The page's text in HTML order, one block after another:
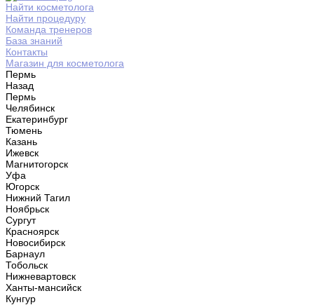
Найти косметолога
Найти процедуру
Команда тренеров
База знаний
Контакты
Магазин для косметолога
Пермь
Назад
Пермь
Челябинск
Екатеринбург
Тюмень
Казань
Ижевск
Магнитогорск
Уфа
Югорск
Нижний Тагил
Ноябрьск
Сургут
Красноярск
Новосибирск
Барнаул
Тобольск
Нижневартовск
Ханты-мансийск
Кунгур